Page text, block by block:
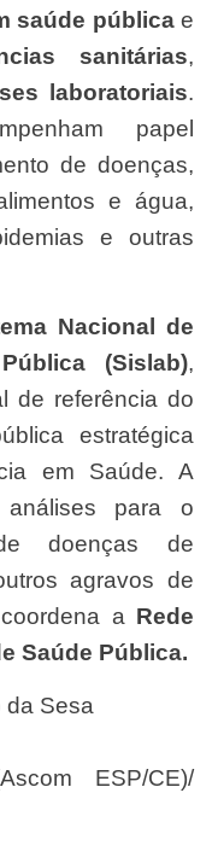
saúde públicae
sanitárias,
laboratoriais.
papel
de doenças,
e água,
e outras
Nacional de
(Sislab),
de referência do
estratégica
em Saúde. A
análises para o
doenças de
agravos de
a Rede
Saúde Pública.
da Sesa
ESP/CE)/